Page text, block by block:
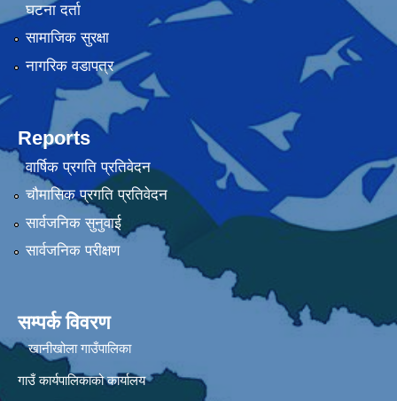
घटना दर्ता
सामाजिक सुरक्षा
नागरिक वडापत्र
Reports
वार्षिक प्रगति प्रतिवेदन
चौमासिक प्रगति प्रतिवेदन
सार्वजनिक सुनुवाई
सार्वजनिक परीक्षण
सम्पर्क विवरण
खानीखोला गाउँपालिका
गाउँ कार्यपालिकाको कार्यालय